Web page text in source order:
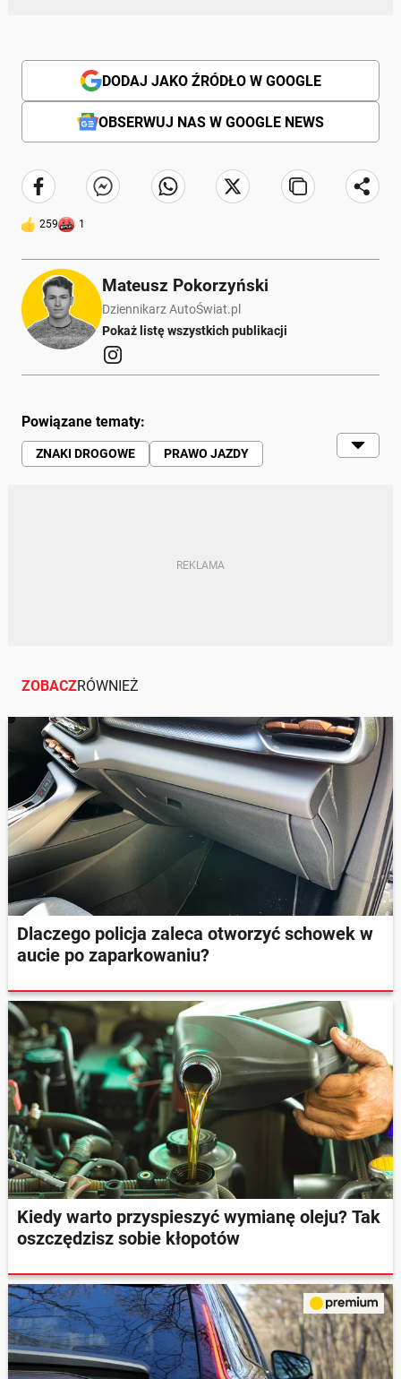
DODAJ JAKO ŹRÓDŁO W GOOGLE
OBSERWUJ NAS W GOOGLE NEWS
259 1
Mateusz Pokorzyński
Dziennikarz AutoŚwiat.pl
Pokaż listę wszystkich publikacji
Powiązane tematy:
ZNAKI DROGOWE
PRAWO JAZDY
ZOBACZRÓWNIEŻ
Dlaczego policja zaleca otworzyć schowek w
aucie po zaparkowaniu?
Kiedy warto przyspieszyć wymianę oleju? Tak
oszczędzisz sobie kłopotów